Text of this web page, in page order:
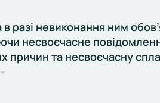
разі невиконання ним
несвоєчасне
причин та несвоєчасну